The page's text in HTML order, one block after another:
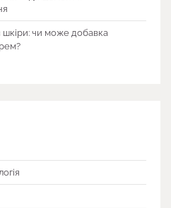
шкіри: чи може добавка